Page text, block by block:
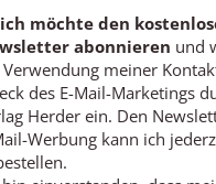
ich möchte den
abonnieren und
meiner
des E-Mail-Marketings
Herder ein. Den
Werbung kann ich